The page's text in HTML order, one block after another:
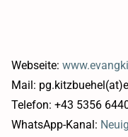
Webseite:
Mail:
Telefon: +43 5356
WhatsApp-Kanal: